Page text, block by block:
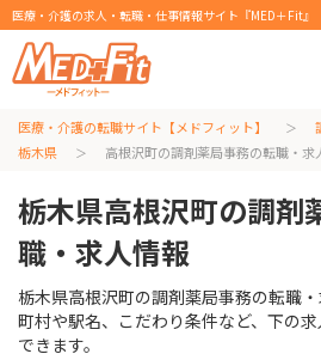
医療・介護の求人・転職・仕事情報サイト『MED＋Fit』
医療・介護の転職サイト【メドフィット】
栃木県
高根沢町の調剤薬局事務の転職・求
栃木県高根沢町の調剤
職・求人情報
栃木県高根沢町の調剤薬局事務の転職
町村や駅名、こだわり条件など、下の
できます。